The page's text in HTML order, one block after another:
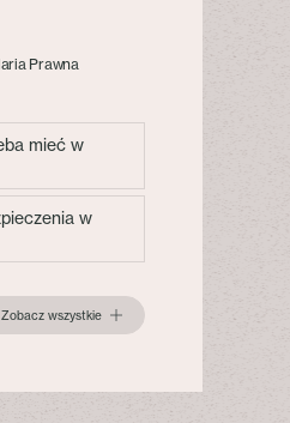
Prawna
mieć w
w
Zobacz wszystkie